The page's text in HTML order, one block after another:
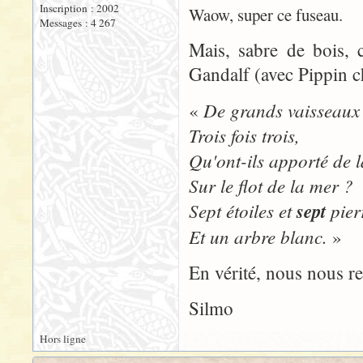
Inscription : 2002
Messages : 4 267
Waow, super ce fuseau.
Mais, sabre de bois,
Gandalf (avec Pippin
« De grands
Trois fois trois,
Qu'ont-ils apporté de
Sur le flot de la mer ?
Sept étoiles etsept
Et un arbre blanc. »
En vérité, nous nous
Silmo
Hors ligne